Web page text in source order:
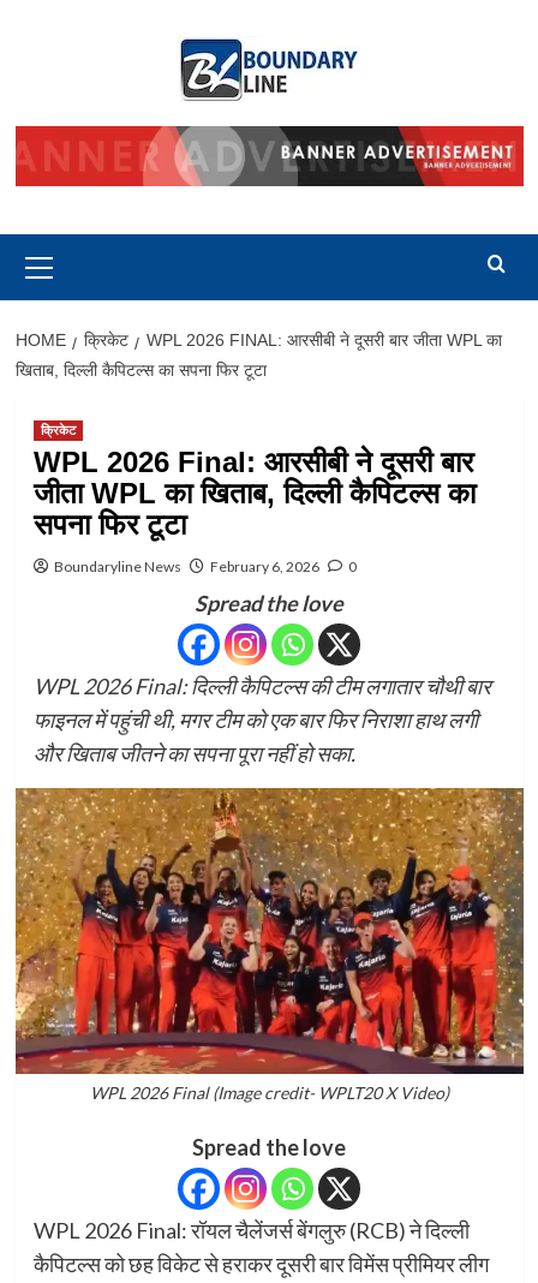
Menu
HOME क्रिकेट
WPL 2026 FINAL: आरसीबी ने दूसरी बार जीता WPL का
खिताब, दिल्ली कैपिटल्स का सपना फिर टूटा
क्रिकेट
WPL 2026 Final: आरसीबी ने दूसरी बार
जीता WPL का खिताब, दिल्ली कैपिटल्स का
सपना फिर टूटा
Boundaryline News February 6, 2026 0
Spread the love
WPL 2026 Final: दिल्ली कैपिटल्स की टीम लगातार चौथी बार
फाइनल में पहुंची थी, मगर टीम को एक बार फिर निराशा हाथ लगी
और खिताब जीतने का सपना पूरा नहीं हो सका.
WPL 2026 Final (Image credit- WPLT20 X Video)
Spread the love
WPL 2026 Final: रॉयल चैलेंजर्स बेंगलुरु (RCB) ने दिल्ली
कैपिटल्स को छह विकेट से हराकर दूसरी बार विमेंस प्रीमियर लीग